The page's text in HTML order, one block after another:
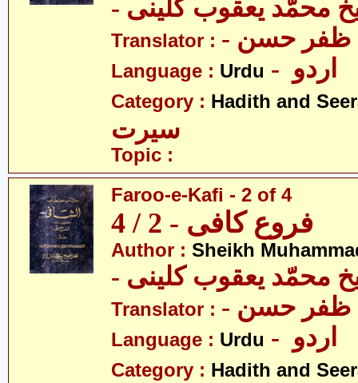
محمّد یعقوب کلینی
Translator : ظفر حسن
Language : Urdu
Category : Hadith and
سیرت
Topic :
Faroo-e-Kafi - 2 of 4
فروع کافی - 2 / 4
Author : Sheikh
محمّد یعقوب کلینی
Translator : ظفر حسن
Language : Urdu
Category : Hadith and